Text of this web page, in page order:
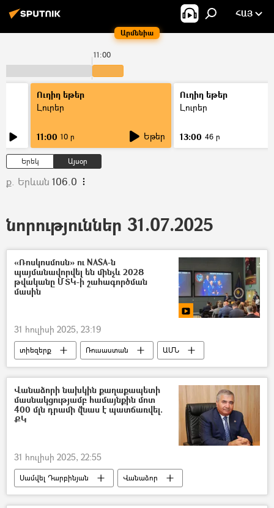
Արմենիա
ՀԱՅ
11:00
Ուղիղ եթեր
Լուրեր
11:00 10 ր Եթեր
Ուղիղ եթեր
Լուրեր
13:00 46 ր
Երեկ Այսօր
ք. Երևան 106.0
նորություններ 31.07.2025
«Ռոսկոսմոսն» ու NASA-ն
պայմանավորվել են մինչև 2028
թվականը ՄՏԿ-ի շահագործման
մասին
31 հուլիսի 2025, 23:19
տիեզերք Ռուսաստան
ԱՄՆ
Ռոսկոսմոս
Վանաձորի նախկին քաղաքապետի
մասնակցությամբ համայնքին մոտ
400 մլն դրամի վնաս է պատճառվել.
ՔԿ
31 հուլիսի 2025, 22:55
Սամվել Դարբինյան
Վանաձոր
ՀՀ քննչական կոմիտե
կալանք